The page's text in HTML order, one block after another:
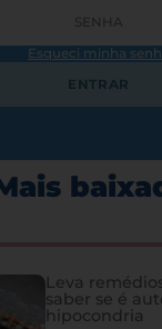
Esqueci minha
ENTRAR
Leva
saber se é
hipocondria